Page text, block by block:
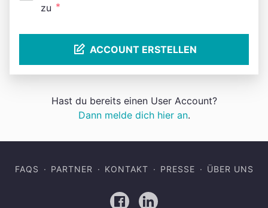
zu *
ACCOUNT ERSTELLEN
Hast du bereits einen User Account?
Dann melde dich hier an.
FAQS PARTNER KONTAKT PRESSE ÜBER UNS